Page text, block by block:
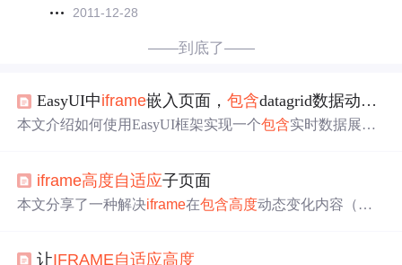
2011-12-28
——到底了——
EasyUI中iframe嵌入页面，包含datagrid数据动态绑定，页面内容的
本文介绍如何使用EasyUI框架实现一个包含实时数据展示
应 高度的实现。
iframe高度自适应子页面
本文分享了一种解决iframe在包含高度动态变化内容（如b
页面遮挡，提升页面美观度。
让IFRAME自适应高度